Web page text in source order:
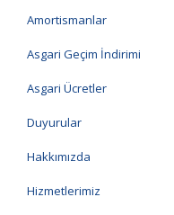
Amortismanlar
Asgari Geçim İndirimi
Asgari Ücretler
Duyurular
Hakkımızda
Hizmetlerimiz